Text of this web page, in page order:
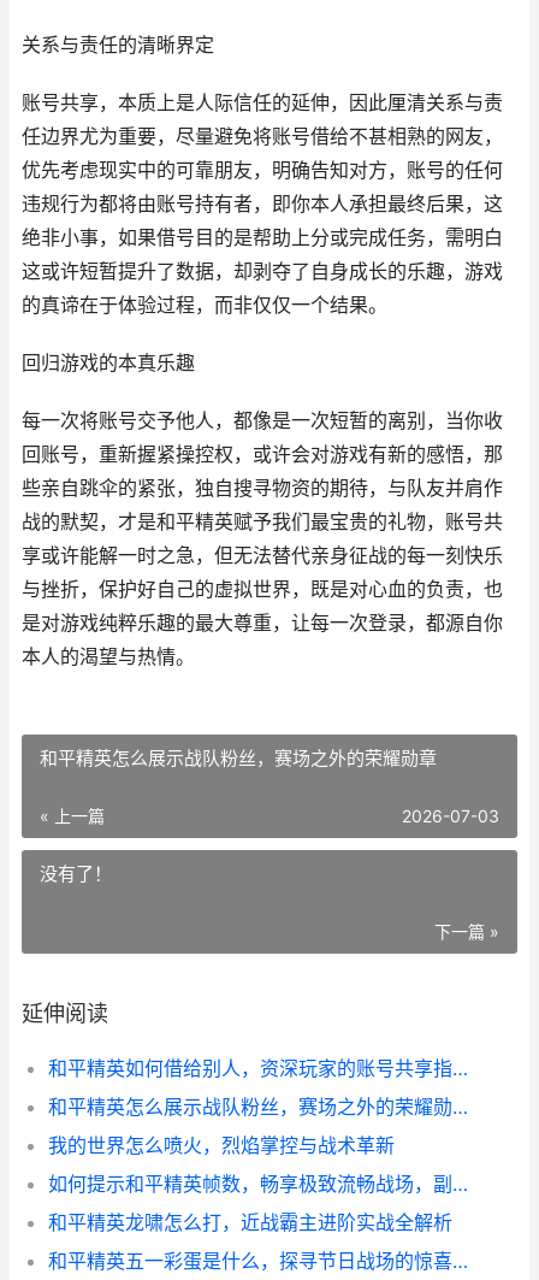
关系与责任的清晰界定
账号共享，本质上是人际信任的延伸，因此厘清关系与责
任边界尤为重要，尽量避免将账号借给不甚相熟的网友，
优先考虑现实中的可靠朋友，明确告知对方，账号的任何
违规行为都将由账号持有者，即你本人承担最终后果，这
绝非小事，如果借号目的是帮助上分或完成任务，需明白
这或许短暂提升了数据，却剥夺了自身成长的乐趣，游戏
的真谛在于体验过程，而非仅仅一个结果。
回归游戏的本真乐趣
每一次将账号交予他人，都像是一次短暂的离别，当你收
回账号，重新握紧操控权，或许会对游戏有新的感悟，那
些亲自跳伞的紧张，独自搜寻物资的期待，与队友并肩作
战的默契，才是和平精英赋予我们最宝贵的礼物，账号共
享或许能解一时之急，但无法替代亲身征战的每一刻快乐
与挫折，保护好自己的虚拟世界，既是对心血的负责，也
是对游戏纯粹乐趣的最大尊重，让每一次登录，都源自你
本人的渴望与热情。
和平精英怎么展示战队粉丝，赛场之外的荣耀勋章
« 上一篇 2026-07-03
没有了！
下一篇 »
延伸阅读
和平精英如何借给别人，资深玩家的账号共享指南
和平精英怎么展示战队粉丝，赛场之外的荣耀勋章
我的世界怎么喷火，烈焰掌控与战术革新
如何提示和平精英帧数，畅享极致流畅战场，副标题，资深玩家实战优化指南
和平精英龙啸怎么打，近战霸主进阶实战全解析
和平精英五一彩蛋是什么，探寻节日战场的惊喜副标题